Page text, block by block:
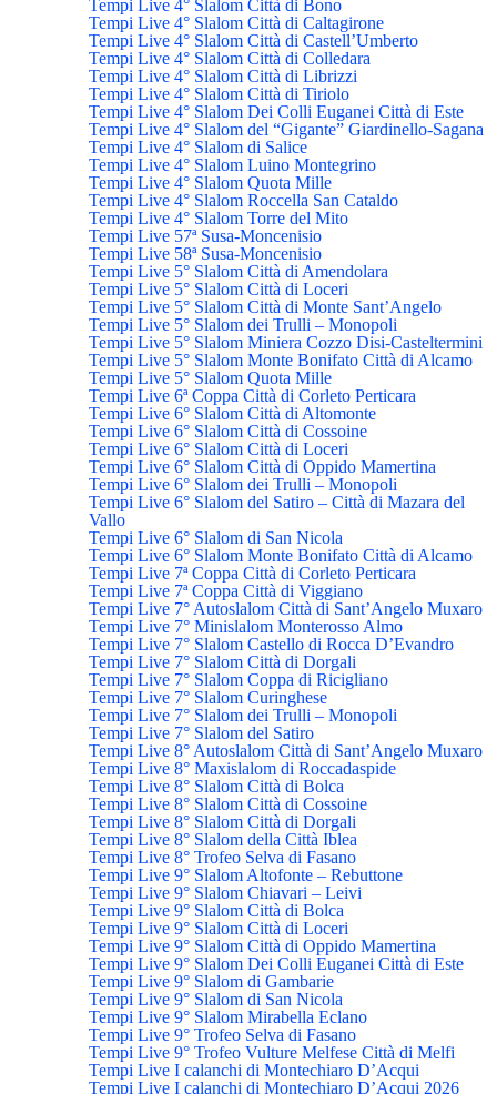
Tempi Live 4° Slalom Città di Bono
Tempi Live 4° Slalom Città di Caltagirone
Tempi Live 4° Slalom Città di Castell’Umberto
Tempi Live 4° Slalom Città di Colledara
Tempi Live 4° Slalom Città di Librizzi
Tempi Live 4° Slalom Città di Tiriolo
Tempi Live 4° Slalom Dei Colli Euganei Città di Este
Tempi Live 4° Slalom del “Gigante” Giardinello-Sagana
Tempi Live 4° Slalom di Salice
Tempi Live 4° Slalom Luino Montegrino
Tempi Live 4° Slalom Quota Mille
Tempi Live 4° Slalom Roccella San Cataldo
Tempi Live 4° Slalom Torre del Mito
Tempi Live 57ª Susa-Moncenisio
Tempi Live 58ª Susa-Moncenisio
Tempi Live 5° Slalom Città di Amendolara
Tempi Live 5° Slalom Città di Loceri
Tempi Live 5° Slalom Città di Monte Sant’Angelo
Tempi Live 5° Slalom dei Trulli – Monopoli
Tempi Live 5° Slalom Miniera Cozzo Disi-Casteltermini
Tempi Live 5° Slalom Monte Bonifato Città di Alcamo
Tempi Live 5° Slalom Quota Mille
Tempi Live 6ª Coppa Città di Corleto Perticara
Tempi Live 6° Slalom Città di Altomonte
Tempi Live 6° Slalom Città di Cossoine
Tempi Live 6° Slalom Città di Loceri
Tempi Live 6° Slalom Città di Oppido Mamertina
Tempi Live 6° Slalom dei Trulli – Monopoli
Tempi Live 6° Slalom del Satiro – Città di Mazara del
Vallo
Tempi Live 6° Slalom di San Nicola
Tempi Live 6° Slalom Monte Bonifato Città di Alcamo
Tempi Live 7ª Coppa Città di Corleto Perticara
Tempi Live 7ª Coppa Città di Viggiano
Tempi Live 7° Autoslalom Città di Sant’Angelo Muxaro
Tempi Live 7° Minislalom Monterosso Almo
Tempi Live 7° Slalom Castello di Rocca D’Evandro
Tempi Live 7° Slalom Città di Dorgali
Tempi Live 7° Slalom Coppa di Ricigliano
Tempi Live 7° Slalom Curinghese
Tempi Live 7° Slalom dei Trulli – Monopoli
Tempi Live 7° Slalom del Satiro
Tempi Live 8° Autoslalom Città di Sant’Angelo Muxaro
Tempi Live 8° Maxislalom di Roccadaspide
Tempi Live 8° Slalom Città di Bolca
Tempi Live 8° Slalom Città di Cossoine
Tempi Live 8° Slalom Città di Dorgali
Tempi Live 8° Slalom della Città Iblea
Tempi Live 8° Trofeo Selva di Fasano
Tempi Live 9° Slalom Altofonte – Rebuttone
Tempi Live 9° Slalom Chiavari – Leivi
Tempi Live 9° Slalom Città di Bolca
Tempi Live 9° Slalom Città di Loceri
Tempi Live 9° Slalom Città di Oppido Mamertina
Tempi Live 9° Slalom Dei Colli Euganei Città di Este
Tempi Live 9° Slalom di Gambarie
Tempi Live 9° Slalom di San Nicola
Tempi Live 9° Slalom Mirabella Eclano
Tempi Live 9° Trofeo Selva di Fasano
Tempi Live 9° Trofeo Vulture Melfese Città di Melfi
Tempi Live I calanchi di Montechiaro D’Acqui
Tempi Live I calanchi di Montechiaro D’Acqui 2026